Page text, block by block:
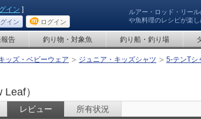
ルアー・ロッド・リー
や魚料理のレシピが楽
イン ]
イン ログイン
告 釣り物・対象魚 釣り船・釣り場
ッズ・ベビーウェア ジュニア・キッズシャツ 5-テンTシ
）
レビュー 所有状況